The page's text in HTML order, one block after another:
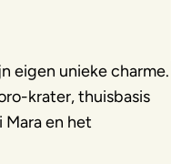
eigen unieke charme.
krater, thuisbasis
en het